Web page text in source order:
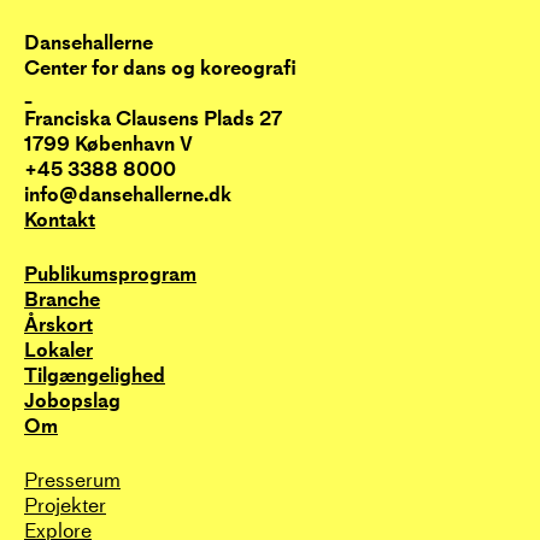
Dansehallerne
Center for dans og koreografi
_
Franciska Clausens Plads 27
1799 København V
+45 3388 8000
info@dansehallerne.dk
Kontakt
Publikums­program
Branche
Årskort
Lokaler
Tilgængelighed
Jobopslag
Om
Presserum
Projekter
Explore